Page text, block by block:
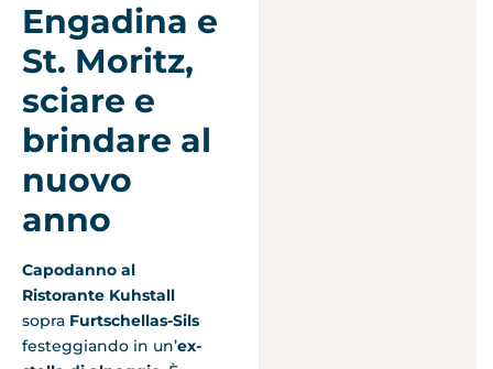
Engadina e
St. Moritz,
sciare e
brindare al
nuovo
anno
Capodanno al
Ristorante Kuhstall
sopra Furtschellas-Sils
festeggiando in un’ex-